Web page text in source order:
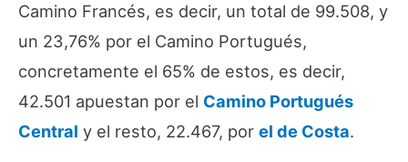
Camino Francés, es decir, un total de 99.508, y
un 23,76% por el Camino Portugués,
concretamente el 65% de estos, es decir,
42.501 apuestan por el Camino Portugués
Central y el resto, 22.467, por el de Costa.